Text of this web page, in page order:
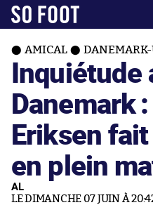
AMICAL
Inquiétude
Danemark
Eriksen
en plein
AL
LE DIMANCHE 07 JUIN À